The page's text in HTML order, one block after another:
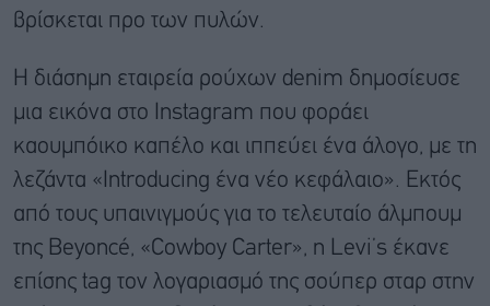
βρίσκεται προ των πυλών.
Η διάσημη εταιρεία ρούχων denim δημοσίευσε
μια εικόνα στο Instagram που φοράει
καουμπόικο καπέλο και ιππεύει ένα άλογο, με τη
λεζάντα «Introducing ένα νέο κεφάλαιο». Εκτός
από τους υπαινιγμούς για το τελευταίο άλμπουμ
της Beyoncé, «Cowboy Carter», η Levi’s έκανε
επίσης tag τον λογαριασμό της σούπερ σταρ στην